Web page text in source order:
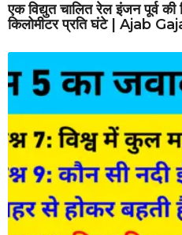
एक विद्युत चालित रेल इंजन पूर्व
किलोमीटर प्रति घंटे | Ajab